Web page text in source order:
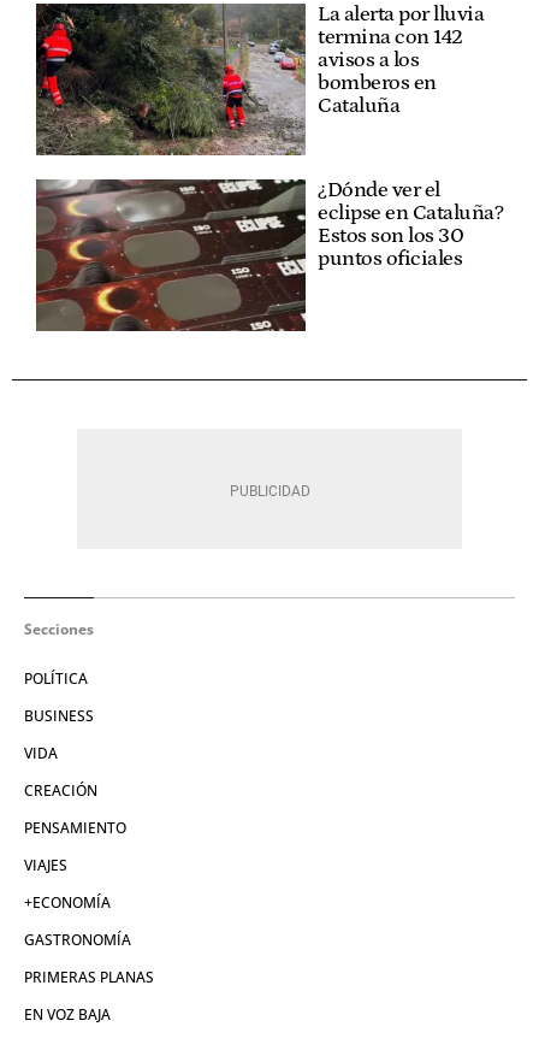
La alerta por lluvia
termina con 142
avisos a los
bomberos en
Cataluña
¿Dónde ver el
eclipse en Cataluña?
Estos son los 30
puntos oficiales
Secciones
POLÍTICA
BUSINESS
VIDA
CREACIÓN
PENSAMIENTO
VIAJES
+ECONOMÍA
GASTRONOMÍA
PRIMERAS PLANAS
EN VOZ BAJA